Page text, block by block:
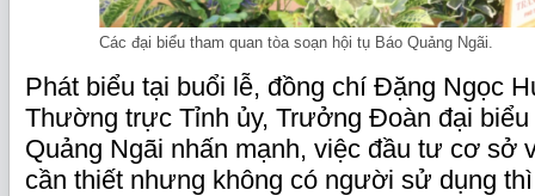
Các đại biểu tham quan tòa soạn hội tụ Báo Quảng Ngãi.
Phát biểu tại buổi lễ, đồng chí Đặng Ngọc
Thường trực Tỉnh ủy, Trưởng Đoàn đại biểu
Quảng Ngãi nhấn mạnh, việc đầu tư cơ sở
cần thiết nhưng không có người sử dụng